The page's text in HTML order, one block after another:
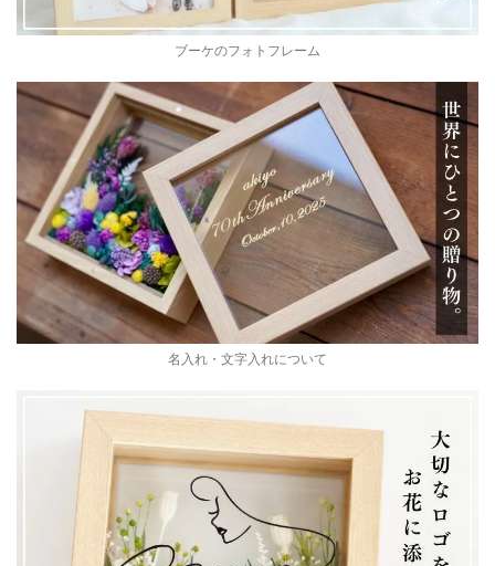
ブーケのフォトフレーム
名入れ・文字入れについて